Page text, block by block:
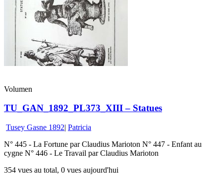
Volumen
TU_GAN_1892_PL373_XIII – Statues
Tusey Gasne 1892| Patricia
N° 445 - La Fortune par Claudius Marioton N° 447 - Enfant au
cygne N° 446 - Le Travail par Claudius Marioton
354 vues au total, 0 vues aujourd'hui